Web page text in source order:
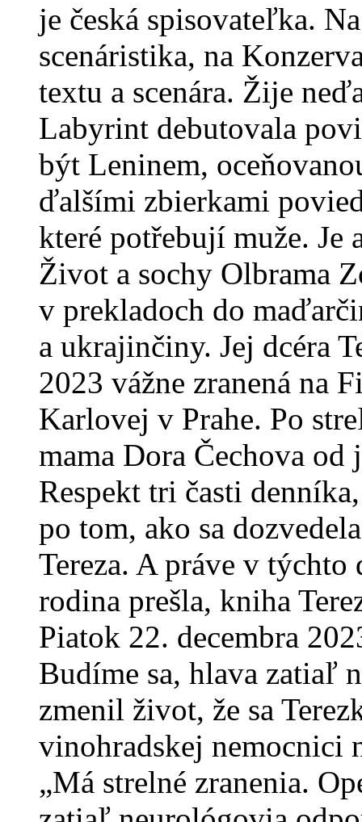
je česká spisovateľka.
scenáristika, na
textu a scenára. Žije
Labyrint debutovala
být Leninem,
ďalšími zbierkami
které potřebují muže.
Život a sochy Olbrama
v prekladoch do
a ukrajinčiny. Jej dcéra
2023 vážne zranená na
Karlovej v Prahe. Po
mama Dora Čechova od
Respekt tri časti
po tom, ako sa
Tereza. A práve v
rodina prešla, kniha
Piatok 22. decembra
Budíme sa, hlava zatiaľ
zmenil život, že sa
vinohradskej nemocnici
„Má strelné zranenia.